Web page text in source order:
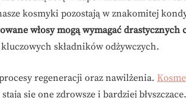
kosmyki pozostają w znakomitej
włosy mogą wymagać drastycznych
składników odżywczych.
regeneracji oraz nawilżenia.
się one zdrowsze i bardziej